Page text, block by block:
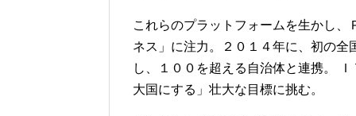
これらのプラットフォームを生かし
ネス」に注力。２０１４年に、初の
し、１００を超える自治体と連携。
大国にする」壮大な目標に挑む。